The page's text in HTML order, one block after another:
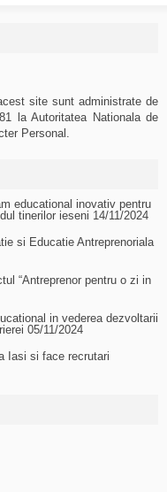
site sunt administrate de
la Autoritatea Nationala de
Personal.
educational inovativ pentru
tinerilor ieseni 14/11/2024
si Educatie Antreprenoriala
“Antreprenor pentru o zi in
in vederea dezvoltarii
05/11/2024
Iasi si face recrutari